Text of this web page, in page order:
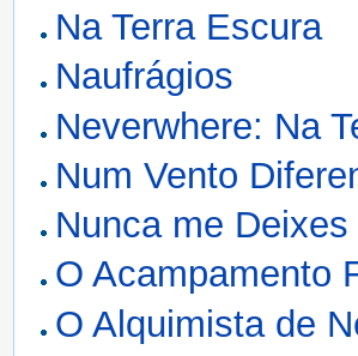
Na Terra Escura
Naufrágios
Neverwhere: Na
Num Vento
Nunca me Deixes
O Acampamento
O Alquimista de